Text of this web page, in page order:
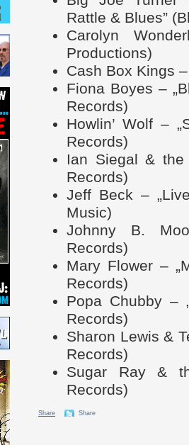
Rattle & Blues”
Carolyn
Productions)
Cash Box Kings
Fiona Boyes –
Records)
Howlin’ Wolf –
Records)
Ian Siegal & the
Records)
Jeff Beck –
Music)
Johnny B.
Records)
Mary Flower –
Records)
Popa Chubby –
Records)
Sharon Lewis &
Records)
Sugar Ray &
Records)
Share Share